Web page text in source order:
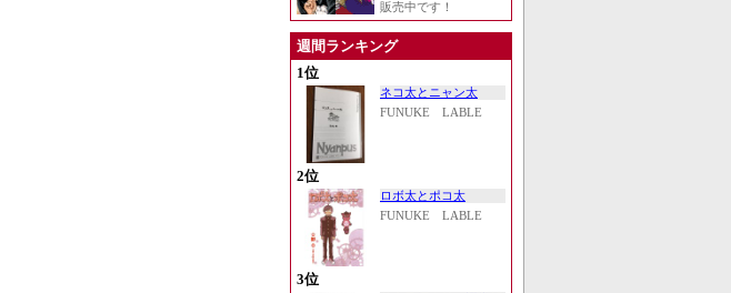
販売中です！
週間ランキング
1位
ネコ太とニャン太
FUNUKE LABLE
2位
ロボ太とポコ太
FUNUKE LABLE
3位